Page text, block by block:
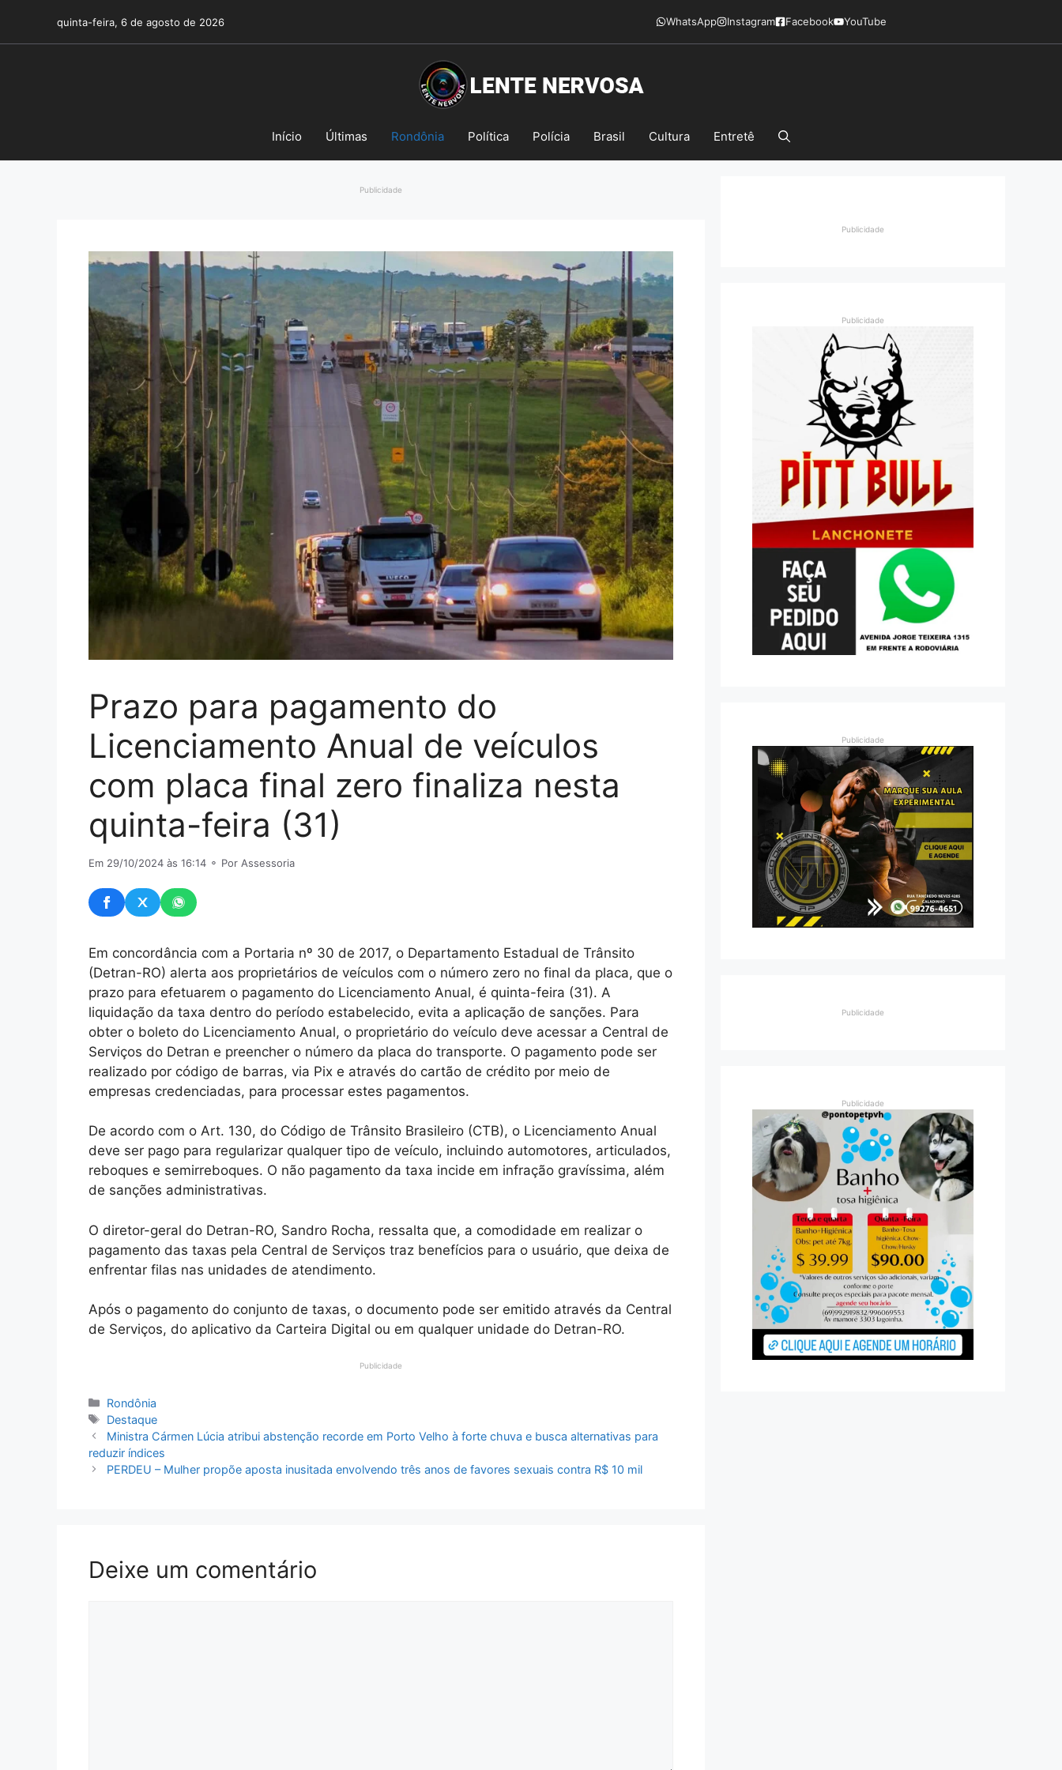
o
quinta-feira, 6 de agosto de 2026 WhatsApp Instagram Facebook YouTube
Início Últimas Rondônia Política Polícia Brasil Cultura Entretê
Publicidade
Prazo para pagamento do
Licenciamento Anual de veículos
com placa final zero finaliza nesta
quinta-feira (31)
Em 29/10/2024 às 16:14 ⚬ Por Assessoria
Em concordância com a Portaria nº 30 de 2017, o Departamento Estadual de Trânsito
(Detran-RO) alerta aos proprietários de veículos com o número zero no final da placa, que o
prazo para efetuarem o pagamento do Licenciamento Anual, é quinta-feira (31). A
liquidação da taxa dentro do período estabelecido, evita a aplicação de sanções. Para
obter o boleto do Licenciamento Anual, o proprietário do veículo deve acessar a Central de
Serviços do Detran e preencher o número da placa do transporte. O pagamento pode ser
realizado por código de barras, via Pix e através do cartão de crédito por meio de
empresas credenciadas, para processar estes pagamentos.
De acordo com o Art. 130, do Código de Trânsito Brasileiro (CTB), o Licenciamento Anual
deve ser pago para regularizar qualquer tipo de veículo, incluindo automotores, articulados,
reboques e semirreboques. O não pagamento da taxa incide em infração gravíssima, além
de sanções administrativas.
O diretor-geral do Detran-RO, Sandro Rocha, ressalta que, a comodidade em realizar o
pagamento das taxas pela Central de Serviços traz benefícios para o usuário, que deixa de
enfrentar filas nas unidades de atendimento.
Após o pagamento do conjunto de taxas, o documento pode ser emitido através da Central
de Serviços, do aplicativo da Carteira Digital ou em qualquer unidade do Detran-RO.
Publicidade
Categorias
Rondônia
Tags
Destaque
Ministra Cármen Lúcia atribui abstenção recorde em Porto Velho à forte chuva e busca alternativas para
reduzir índices
PERDEU – Mulher propõe aposta inusitada envolvendo três anos de favores sexuais contra R$ 10 mil
Deixe um comentário
Publicidade
Publicidade
Publicidade
Publicidade
Publicidade